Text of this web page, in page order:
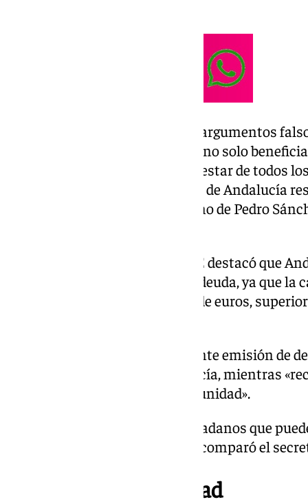
«Es inaceptable que se utilicen argumentos
rechazar esta oportunidad, que no solo
medida que contribuiría al bienestar de todos
su juicio, la negativa de la Junta de Andalucía
de confrontación con el Gobierno de Pedro
Asimismo, el dirigente del PSOE destacó que
se beneficiaría de esta quita de deuda, ya que
superior a los 19.000 millones de euros,
Aguilar también criticó la reciente emisión de
por parte de la Junta de Andalucía, mientras
aliviaría las finanzas de la comunidad».
«Es como si le dijeran a los ciudadanos que
hipotecaria y no lo aceptaran», comparó el
Problema de movilidad